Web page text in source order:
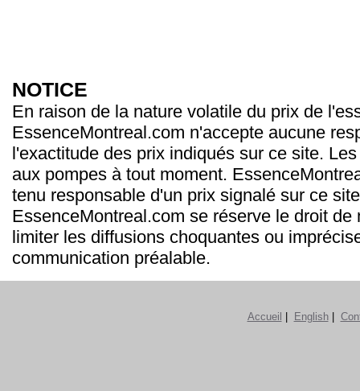
NOTICE
En raison de la nature volatile du prix de
EssenceMontreal.com n'accepte aucune
l'exactitude des prix indiqués sur ce site.
aux pompes à tout moment.
tenu responsable d'un prix signalé sur ce
EssenceMontreal.com se réserve le droit de
limiter les diffusions choquantes ou
communication préalable.
Accueil English|